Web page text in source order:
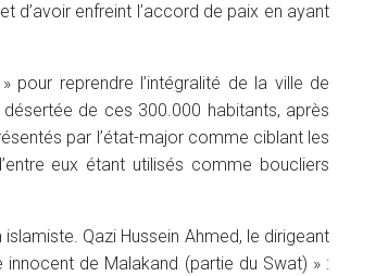
d’avoir enfreint l’accord de paix en ayant
» pour reprendre l’intégralité de la ville de
de ces 300.000 habitants, après
par l’état-major comme ciblant les
eux étant utilisés comme boucliers
Qazi Hussein Ahmed, le dirigeant
de Malakand (partie du Swat) » :